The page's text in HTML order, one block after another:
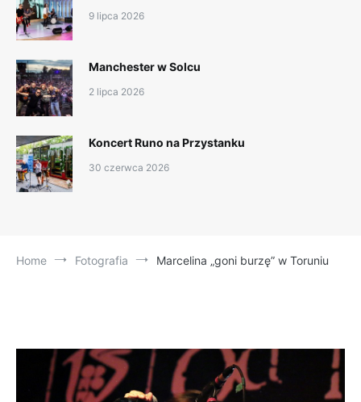
9 lipca 2026
Manchester w Solcu
2 lipca 2026
Koncert Runo na Przystanku
30 czerwca 2026
Home Fotografia Marcelina „goni burzę” w Toruniu